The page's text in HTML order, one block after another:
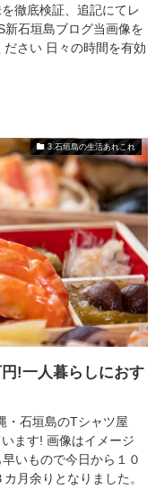
徹底検証、追記にてレ
石垣島ブログ当画像を
さい 日々の時間を有効
3.石垣島の生活あれこれ
円!一人暮らしにおす
・石垣島のTシャツ屋
ます! 画像はイメージ
いもので今日から１０
月余りとなりました。